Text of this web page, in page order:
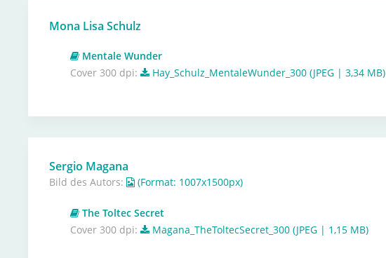
Mona Lisa Schulz
Mentale Wunder
Cover 300 dpi:
Hay_Schulz_MentaleWunder_300 (JPEG | 3,34 MB)
Sergio Magana
Bild des Autors: (Format: 1007x1500px)
The Toltec Secret
Cover 300 dpi:
Magana_TheToltecSecret_300 (JPEG | 1,15 MB)